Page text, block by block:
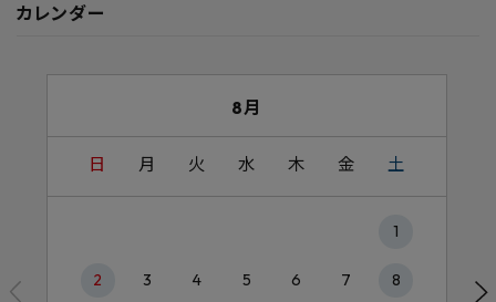
カレンダー
8月
日 月 火 水 木 金 土
1
2 3 4 5 6 7 8